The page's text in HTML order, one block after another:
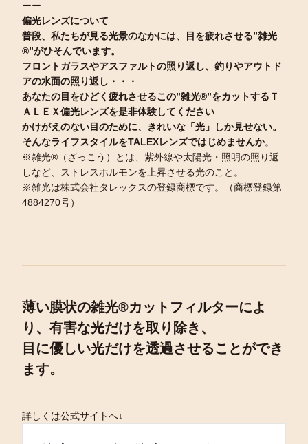
ーー
偏光レンズについて
普段、私たちが見る光景のなかには、目を疲れさせる”雑光
®”がひそんでいます。
フロントガラスやアスファルトの照り返し、釣りやアウトド
アの水面の照り返し・・・
あなたの目をひどく疲れさせるこの”雑光®”をカットするＴ
ＡＬＥＸ偏光レンズを是非体験してください
かけがえのない目のために、きれいな「光」しか見せない。
そんなライフスタイルをTALEXレンズではじめませんか。
※雑光®（ざっこう）とは、紫外線や太陽光・照明の照り返
しなど、ストレスホルモンを上昇させる光のこと。
※雑光は株式会社タレックスの登録商標です。（商標登録第
4884270号）
薄い膜状の雑光®カットフィルターによ
り、有害な光だけを取り除き、
目に優しい光だけを透過させることができ
ます。
詳しくは公式サイトへ↓